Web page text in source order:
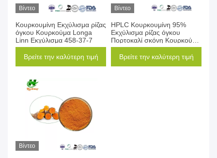
Βίντεο
Κουρκουμίνη Εκχύλισμα ρίζας
όγκου Κουρκούμα Longa
Linn Εκχύλισμα 458-37-7
Βρείτε την καλύτερη τιμή
Βίντεο
HPLC Κουρκουμίνη 95%
Εκχύλισμα ρίζας όγκου
Πορτοκαλί σκόνη Κουρκούμα
Longa Linn
Βρείτε την καλύτερη τιμή
Βίντεο